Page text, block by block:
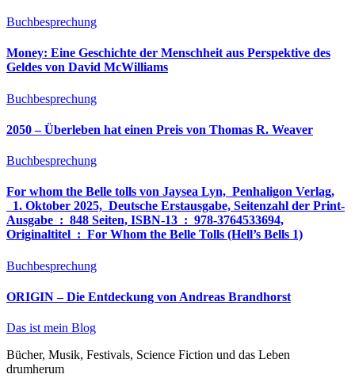
Buchbesprechung
Money: Eine Geschichte der Menschheit aus Perspektive des
Geldes von David McWilliams
Buchbesprechung
2050 – Überleben hat einen Preis von Thomas R. Weaver
Buchbesprechung
For whom the Belle tolls von Jaysea Lyn, ‎ Penhaligon Verlag,
‎ 1. Oktober 2025, ‎ Deutsche Erstausgabe, Seitenzahl der Print-
Ausgabe ‏ : ‎ 848 Seiten, ISBN-13 ‏ : ‎ 978-3764533694,
Originaltitel ‏ : ‎ For Whom the Belle Tolls (Hell’s Bells 1)
Buchbesprechung
ORIGIN – Die Entdeckung von Andreas Brandhorst
Das ist mein Blog
Bücher, Musik, Festivals, Science Fiction und das Leben
drumherum